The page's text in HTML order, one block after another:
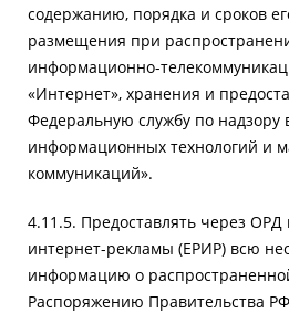
содержанию, порядка и сроков
размещения при
информационно-
«Интернет», хранения и
Федеральную службу по надзору
информационных технологий и
коммуникаций».
4.11.5. Предоставлять через
интернет-рекламы (ЕРИР) всю
информацию о
Распоряжению Правительства